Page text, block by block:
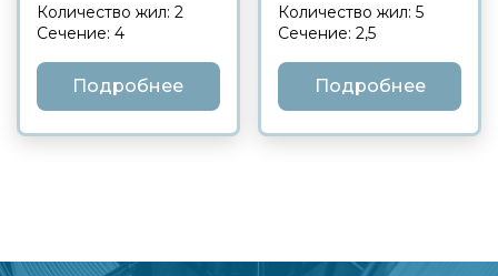
Количество жил: 2
Сечение: 4
Подробнее
Количество жил: 5
Сечение: 2,5
Подробнее